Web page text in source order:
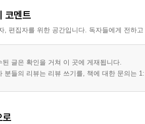
코멘트
, 편집자를 위한 공간입니다. 독자들에게 전하
된 글은 확인을 거쳐 이 곳에 게재됩니다.
분들의 리뷰는 리뷰 쓰기를, 책에 대한 문의는
로